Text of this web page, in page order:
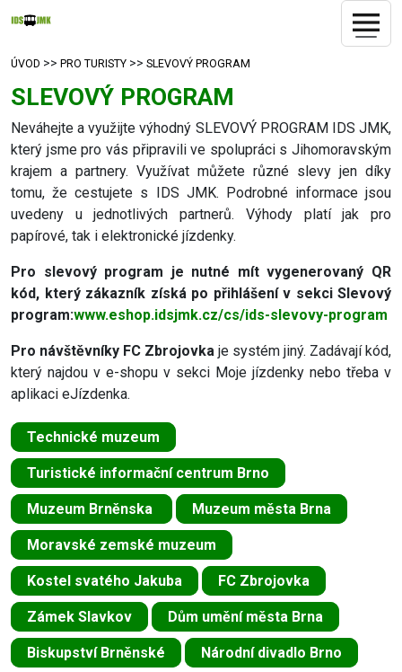
ÚVOD >> PRO TURISTY >> SLEVOVÝ PROGRAM
SLEVOVÝ PROGRAM
Neváhejte a využijte výhodný SLEVOVÝ PROGRAM IDS JMK,
který jsme pro vás připravili ve spolupráci s Jihomoravským
krajem a partnery. Využívat můžete různé slevy jen díky
tomu, že cestujete s IDS JMK. Podrobné informace jsou
uvedeny u jednotlivých partnerů. Výhody platí jak pro
papírové, tak i elektronické jízdenky.
Pro slevový program je nutné mít vygenerovaný QR
kód, který zákazník získá po přihlášení v sekci Slevový
program:www.eshop.idsjmk.cz/cs/ids-slevovy-program
Pro návštěvníky FC Zbrojovka je systém jiný. Zadávají kód,
který najdou v e-shopu v sekci Moje jízdenky nebo třeba v
aplikaci eJízdenka.
Technické muzeum
Turistické informační centrum Brno
Muzeum Brněnska Muzeum města Brna
Moravské zemské muzeum
Kostel svatého Jakuba FC Zbrojovka
Zámek Slavkov Dům umění města Brna
Biskupství Brněnské Národní divadlo Brno